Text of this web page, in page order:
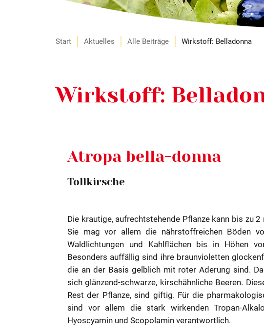
Start Aktuelles Alle Beiträge Wirkstoff: Belladonna
Wirkstoff:
Atropa bella-donna
Tollkirsche
Die krautige, aufrechtstehende Pflanze kann bis zu 2
Sie mag vor allem die nährstoffreichen Böden
Waldlichtungen und Kahlflächen bis in Höhen
Besonders auffällig sind ihre braunvioletten
die an der Basis gelblich mit roter Aderung sind.
sich glänzend-schwarze, kirschähnliche Beeren.
Rest der Pflanze, sind giftig. Für die
sind vor allem die stark wirkenden Tropan-
Hyoscyamin und Scopolamin verantwortlich.